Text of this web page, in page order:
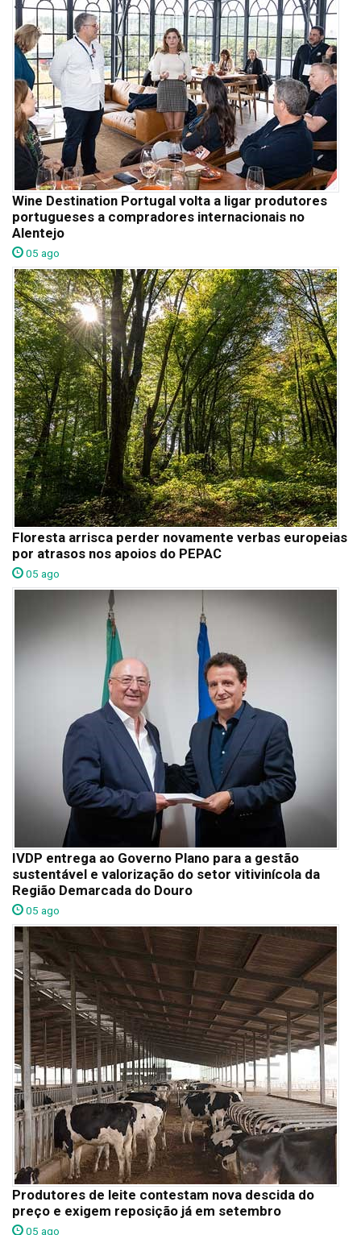
Wine Destination Portugal volta a ligar produtores
portugueses a compradores internacionais no
Alentejo
05 ago
Floresta arrisca perder novamente verbas europeias
por atrasos nos apoios do PEPAC
05 ago
IVDP entrega ao Governo Plano para a gestão
sustentável e valorização do setor vitivinícola da
Região Demarcada do Douro
05 ago
Produtores de leite contestam nova descida do
preço e exigem reposição já em setembro
05 ago